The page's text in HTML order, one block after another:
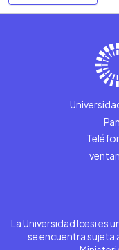
La Universidad Icesi es
se encuentra sujeta